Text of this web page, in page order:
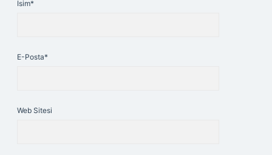
İsim*
E-Posta*
Web Sitesi